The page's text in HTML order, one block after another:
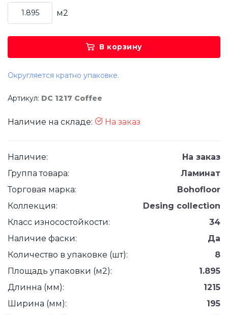
м2
В корзину
Округляется кратно упаковке.
Артикул: DC 1217 Coffee
Наличие на складе: На заказ
Наличие:
На заказ
Группа товара:
Ламинат
Торговая марка:
Bohofloor
Коллекция:
Desing collection
Класс износостойкости:
34
Наличие фаски:
Да
Количество в упаковке (шт):
8
Площадь упаковки (м2):
1.895
Длинна (мм):
1215
Ширина (мм):
195